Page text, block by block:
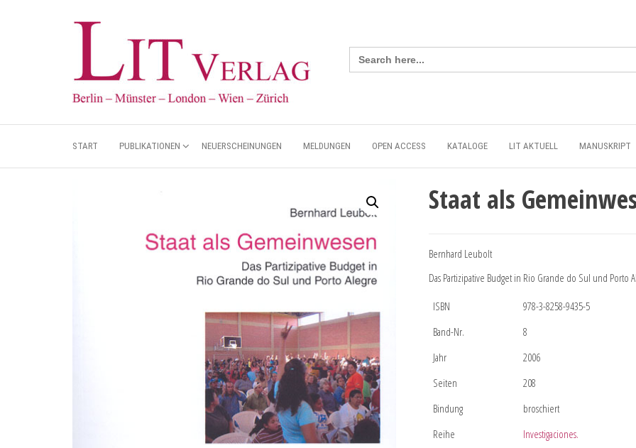
Search
for:
START PUBLIKATIONEN NEUERSCHEINUNGEN MELDUNGEN OPEN ACCESS KATALOGE LIT AKTUELL MANUSKRIPT
Staat als
Bernhard Leubolt
Das Partizipative Budget in Rio Grande do Sul und Porto
ISBN
978-3-8258-9435-5
Band-Nr.
8
Jahr
2006
Seiten
208
Bindung
broschiert
Reihe
Investigaciones.